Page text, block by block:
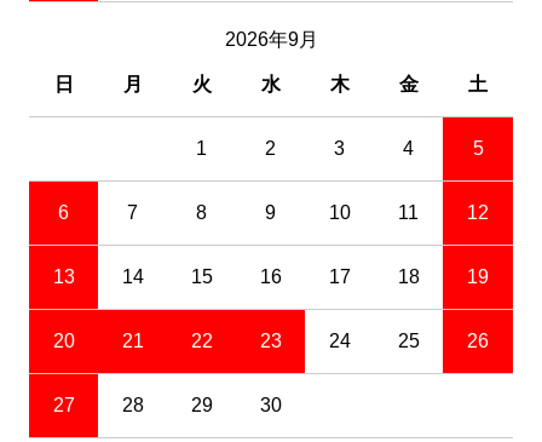
2026年9月
日 月 火 水 木 金 土
1 2 3 4 5
6 7 8 9 10 11 12
13 14 15 16 17 18 19
20 21 22 23 24 25 26
27 28 29 30